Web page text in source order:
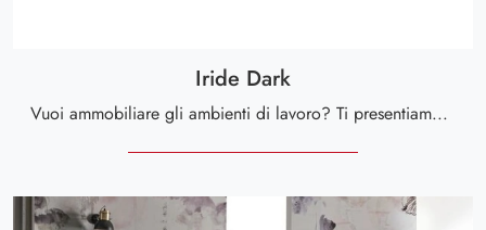
Iride Dark
Vuoi ammobiliare gli ambienti di lavoro? Ti presentiamo varie proposte di scrivanie direzionali in vetro, come il modello Iride Dark di Bizzotto.